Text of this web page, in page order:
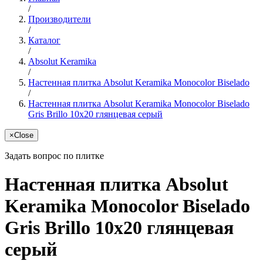
/
Производители
/
Каталог
/
Absolut Keramika
/
Настенная плитка Absolut Keramika Monocolor Biselado
/
Настенная плитка Absolut Keramika Monocolor Biselado
Gris Brillo 10x20 глянцевая серый
×Close
Задать вопрос по плитке
Настенная плитка Absolut
Keramika Monocolor Biselado
Gris Brillo 10x20 глянцевая
серый